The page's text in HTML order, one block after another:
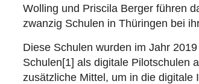
Wolling und Priscila Berger führen
zwanzig Schulen in Thüringen bei
Diese Schulen wurden im Jahr
Schulen[1] als digitale Pilotschulen
zusätzliche Mittel, um in die digitale